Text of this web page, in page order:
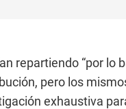
repartiendo “por lo
pero los
exhaustiva